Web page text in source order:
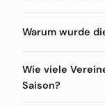
Warum wurde
Wie viele
Saison?